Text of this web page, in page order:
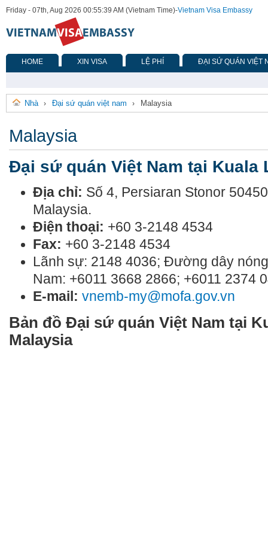
Friday - 07th, Aug 2026 00:55:39 AM (Vietnam Time)-Vietnam Visa Embassy
HOME XIN VISA LỆ PHÍ ĐẠI SỨ QUÁN VIỆT
Nhà › Đại sứ quán việt nam › Malaysia
Malaysia
Đại sứ quán Việt Nam tại Kuala
Địa chỉ: Số 4, Persiaran Stonor
Malaysia.
Điện thoại: +60 3-2148 4534
Fax: +60 3-2148 4534
Lãnh sự: 2148 4036; Đường dây
Nam: +6011 3668 ​2866; +6011 2374
E-mail: vnemb-my@mofa.gov.vn
Bản đồ Đại sứ quán Việt Nam tại
Malaysia